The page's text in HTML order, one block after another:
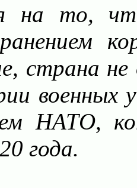
на то,
страна не
военных
НАТО,
года.